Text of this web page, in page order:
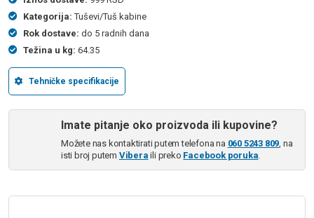
Kategorija: Tuševi/Tuš kabine
Rok dostave: do 5 radnih dana
Težina u kg: 64.35
Tehničke specifikacije
Imate pitanje oko proizvoda ili kupovine?
Možete nas kontaktirati putem telefona na 060 5243 809, na
isti broj putem Vibera ili preko Facebook poruka.